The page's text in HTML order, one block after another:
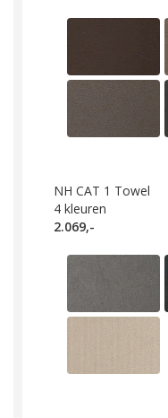
NH CAT 1 Towel
4 kleuren
2.069,-